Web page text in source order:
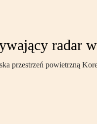
radar
przestrzeń powietrzną